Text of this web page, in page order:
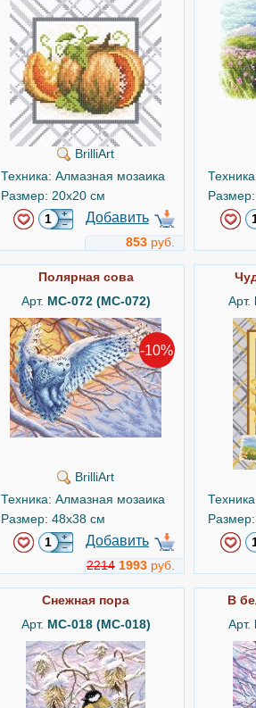
BrilliArt
Техника: Алмазная мозаика
Размер: 20x20 см
Добавить
853 руб.
Полярная сова
Арт. MC-072 (МС-072)
-10%
BrilliArt
Техника: Алмазная мозаика
Размер: 48x38 см
Добавить
2214 1993 руб.
Арт.
Снежная пора
Арт. MC-018 (МС-018)
В
Арт.